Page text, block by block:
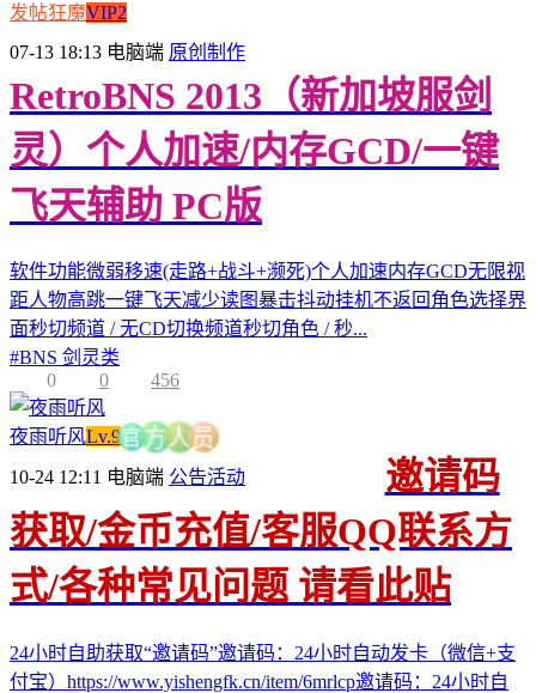
发帖狂魔VIP2
07-13 18:13 电脑端 原创制作
RetroBNS 2013（新加坡服剑
灵）个人加速/内存GCD/一键
飞天辅助 PC版
软件功能微弱移速(走路+战斗+濒死)个人加速内存GCD无限视
距人物高跳一键飞天减少读图暴击抖动挂机不返回角色选择界
面秒切频道 / 无CD切换频道秒切角色 / 秒...
#BNS 剑灵类
0
0 456
夜雨听风Lv.9官 方 人 员
10-24 12:11 电脑端 公告活动
邀请码
获取/金币充值/客服QQ联系方
式/各种常见问题 请看此贴
24小时自助获取“邀请码”邀请码：24小时自动发卡（微信+支
付宝）https://www.yishengfk.cn/item/6mrlcp邀请码：24小时自